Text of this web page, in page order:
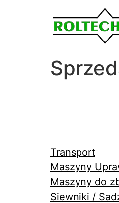
Transport
Maszyny
Maszyny do
Siewniki /